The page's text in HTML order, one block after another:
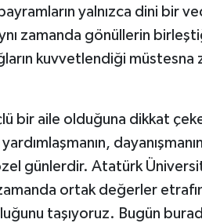
yalnızca dini bir
zamanda gönüllerin
kuvvetlendiği müstesna
bir aile olduğuna dikkat
günlerdir. Atatürk
ortak değerler
taşıyoruz. Bugün